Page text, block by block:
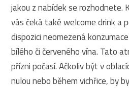
jakou z nabídek se rozhodnete.
vás čeká také welcome drink a
dispozici neomezená
bílého či červeného vína. Tato
přízni počasí. Ačkoliv být v
nulou nebo během vichřice, by